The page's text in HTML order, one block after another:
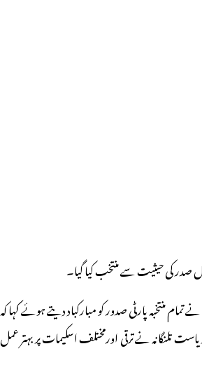
صدر کی حیثیت سے منتخب کیا گیا۔
منتخبہ پارٹی صدور کو مبارکباد دیتے ہوئے کہا کہ
تلنگانہ نے ترقی اورمختلف اسکیمات پر بہتر عمل